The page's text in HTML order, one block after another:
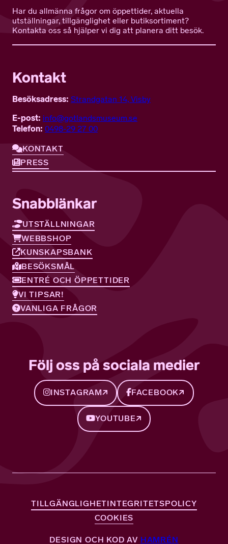
Har du allmänna frågor om öppettider, aktuella
utställningar, tillgänglighet eller butiksortiment?
Kontakta oss så hjälper vi dig att planera ditt besök.
Kontakt
Besöksadress: Strandgatan 14, Visby
E-post: info@gotlandsmuseum.se
Telefon: 0498-29 27 00
KONTAKT
PRESS
Snabblänkar
UTSTÄLLNINGAR
WEBBSHOP
KUNSKAPSBANK
BESÖKSMÅL
ENTRÉ OCH ÖPPETTIDER
VI TIPSAR!
VANLIGA FRÅGOR
Följ oss på sociala medier
INSTAGRAM FACEBOOK
YOUTUBE
TILLGÄNGLIGHETINTEGRITETSPOLICY
COOKIES
DESIGN OCH KOD AV HAMRÉN